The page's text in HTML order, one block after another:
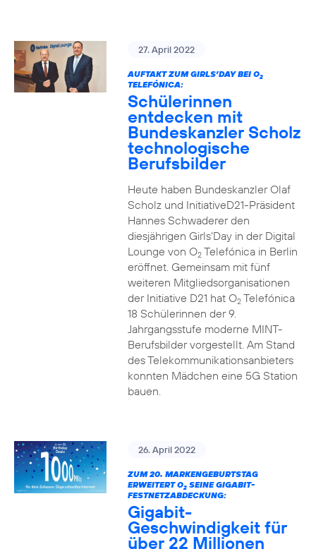
27. April 2022
AUFTAKT ZUM GIRLS’DAY BEI O2
TELEFÓNICA:
Schülerinnen
entdecken mit
Bundeskanzler Scholz
technologische
Berufsbilder
Heute haben Bundeskanzler Olaf
Scholz und InitiativeD21-Präsident
Hannes Schwaderer den
diesjährigen Girls‘Day in der Digital
Lounge von O2Telefónica in Berlin
eröffnet. Gemeinsam mit fünf
weiteren Mitgliedsorganisationen
der Initiative D21 hat O2Telefónica
18 Schülerinnen der 9.
Jahrgangsstufe moderne MINT-
Berufsbilder vorgestellt. Am Stand
des Telekommunikationsanbieters
konnten Mädchen eine 5G Station
bauen.
26. April 2022
ZUM 20. MARKENGEBURTSTAG
ERWEITERT O2SEINE GIGABIT-
FESTNETZABDECKUNG:
Gigabit-
Geschwindigkeit für
über 22 Millionen